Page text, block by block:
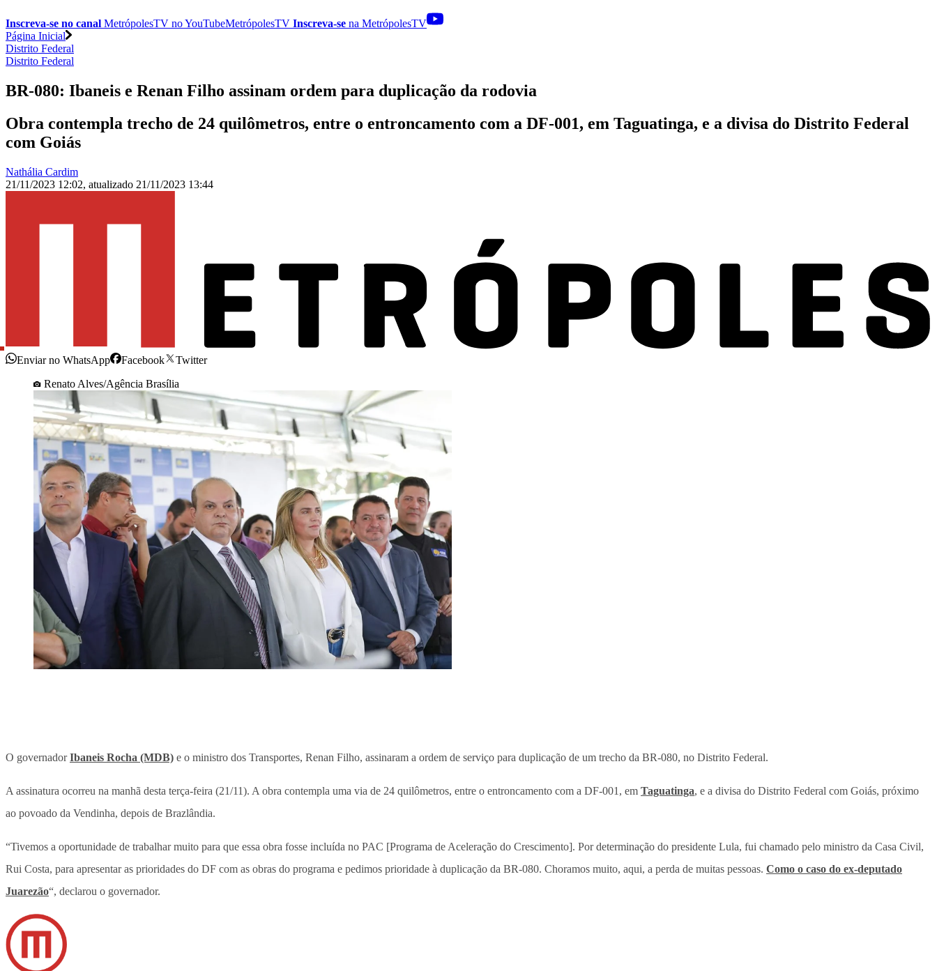
Inscreva-se no canal MetrópolesTV noYouTubeMetrópolesTV Inscreva-se na MetrópolesTV
Página Inicial
Distrito Federal
Distrito Federal
BR-080: Ibaneis e Renan Filho assinam ordem para duplicação da rodovia
Obra contempla trecho de 24 quilômetros, entre o entroncamento com a DF-001, em Taguatinga, e a divisa do Distrito Federal
com Goiás
Nathália Cardim
21/11/2023 12:02, atualizado 21/11/2023 13:44
Enviar no WhatsApp Facebook
Twitter
Renato Alves/Agência Brasília
O governadorIbaneis Rocha (MDB) e o ministro dos Transportes, Renan Filho, assinaram a ordem de serviço para duplicação de um trecho da BR-080, no Distrito Federal.
A assinatura ocorreu na manhã desta terça-feira (21/11). A obra contempla uma via de 24 quilômetros, entre o entroncamento com a DF-001, em Taguatinga, e a divisa do Distrito Federal com Goiás, próximo
ao povoado da Vendinha, depois de Brazlândia.
“Tivemos a oportunidade de trabalhar muito para que essa obra fosse incluída no PAC [Programa de Aceleração do Crescimento]. Por determinação do presidente Lula, fui chamado pelo ministro da Casa Civil,
Rui Costa, para apresentar as prioridades do DF com as obras do programa e pedimos prioridade à duplicação da BR-080. Choramos muito, aqui, a perda de muitas pessoas. Como o caso do ex-deputado
Juarezão“, declarou o governador.